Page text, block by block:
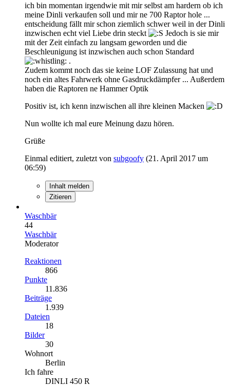
ich bin momentan irgendwie mit mir selbst am hardern ob ich
meine Dinli verkaufen soll und mir ne 700 Raptor hole ...
entscheidung fällt mir schon ziemlich schwer weil in der Dinli
inzwischen echt viel Liebe drin steckt
Jedoch is sie mir
mit der Zeit einfach zu langsam geworden und die
Beschleunigung ist inzwischen auch schon Standard
.
Zudem kommt noch das sie keine LOF Zulassung hat und
noch ein altes Fahrwerk ohne Gasdruckdämpfer ... Außerdem
haben die Raptoren ne Hammer Optik
Positiv ist, ich kenn inzwischen all ihre kleinen Macken
Nun wollte ich mal eure Meinung dazu hören.
Grüße
Einmal editiert, zuletzt von subgoofy (21. April 2017 um
06:59)
Inhalt melden
Zitieren
Waschbär
44
Waschbär
Moderator
Reaktionen
866
Punkte
11.836
Beiträge
1.939
Dateien
18
Bilder
30
Wohnort
Berlin
Ich fahre
DINLI 450 R